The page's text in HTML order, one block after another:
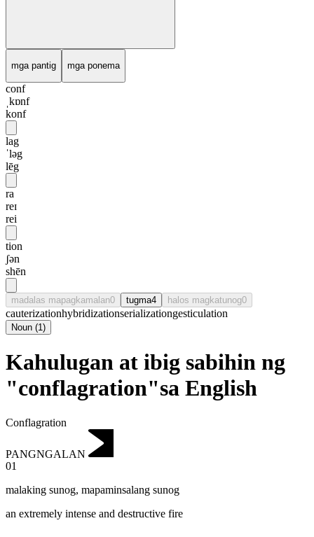
mga pantig mga ponema
conf
ˌkɒnf
konf
lag
ˈləg
lēg
ra
reɪ
rei
tion
ʃən
shēn
madalas mapagkamalan0 tugma4 halos magkatunog0
cauterizationhybridizationserializationgesticulation
Noun (1)
Kahulugan at ibig sabihin ng
"conflagration"sa English
Conflagration
PANGNGALAN
01
malaking sunog, mapaminsalang sunog
an extremely intense and destructive fire